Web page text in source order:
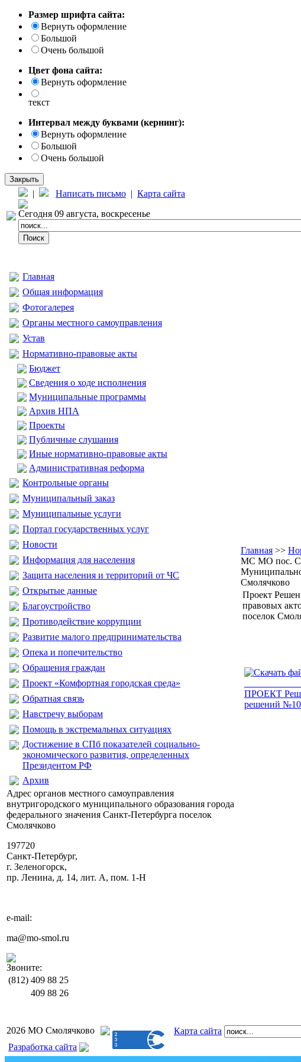
Размер шрифта сайта:
Вернуть оформление
Большой
Очень большой
Цвет фона сайта:
Вернуть оформление
текст
Интервал между буквами (кернинг):
Вернуть оформление
Большой
Очень большой
Закрыть
| Написать письмо | Карта сайта
Сегодня 09 августа, воскресенье
Главная
Общая информация
Фотогалерея
Органы местного самоуправления
Устав
Нормативно-правовые акты
Бюджет
Сведения о ходе исполнения
Муниципальные программы
Архив НПА
Проекты
Публичные слушания
Иные нормативно-правовые акты
Административная реформа
Контрольные органы
Муниципальный заказ
Муниципальные услуги
Портал государственных услуг
Новости
Информация для населения
Защита населения и территорий от ЧС
Открытые данные
Благоустройство
Противодействие коррупции
Развитие малого предпринимательства
Опека и попечительство
Обращения граждан
Проект «Комфортная городская среда»
Обратная связь
Навстречу выборам
Помощь в экстремальных ситуациях
Достижение в СПб показателей социально-
экономического развития, определенных
Президентом РФ
Архив
Адрес органов местного самоуправления
внутригородского муниципального образования города
федерального значения Санкт-Петербурга поселок
Смолячково
197720
Санкт-Петербург,
г. Зеленогорск,
пр. Ленина, д. 14, лит. А, пом. 1-Н
e-mail:
ma@mo-smol.ru
Звоните:
(812) 409 88 25
409 88 26
Главная >>
МС МО пос.
Смолячково
Проект
правовых
поселок
ПРОЕКТ
решений
2026 МО Смолячково
Карта сайта
Разработка сайта